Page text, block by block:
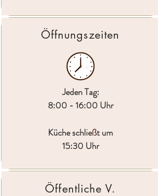
Öffnungszeiten
Jeden Tag:
8:00 - 16:00 Uhr
Küche schließt um
15:30 Uhr
Öffentliche V.